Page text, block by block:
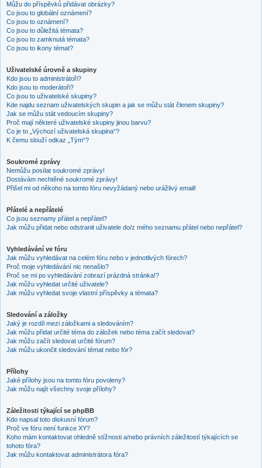
Můžu do příspěvků přidávat obrázky?
Co jsou to globální oznámení?
Co jsou to oznámení?
Co jsou to důležitá témata?
Co jsou to zamknutá témata?
Co jsou to ikony témat?
Uživatelské úrovně a skupiny
Kdo jsou to administrátoři?
Kdo jsou to moderátoři?
Co jsou to uživatelské skupiny?
Kde najdu seznam uživatelských skupin a jak se můžu stát členem skupiny?
Jak se můžu stát vedoucím skupiny?
Proč mají některé uživatelské skupiny jinou barvu?
Co je to „Výchozí uživatelská skupina“?
K čemu slouží odkaz „Tým“?
Soukromé zprávy
Nemůžu posílat soukromé zprávy!
Dostávám nechtěné soukromé zprávy!
Přišel mi od někoho na tomto fóru nevyžádaný nebo urážlivý email!
Přátelé a nepřátelé
Co jsou seznamy přátel a nepřátel?
Jak můžu přidat nebo odstranit uživatele do/z mého seznamu přátel nebo nepřátel?
Vyhledávání ve fóru
Jak můžu vyhledávat na celém fóru nebo v jednotlivých fórech?
Proč moje vyhledávání nic nenašlo?
Proč se mi po vyhledávání zobrazí prázdná stránka!?
Jak můžu vyhledat určité uživatele?
Jak můžu vyhledat svoje vlastní příspěvky a témata?
Sledování a záložky
Jaký je rozdíl mezi záložkami a sledováním?
Jak můžu přidat určité téma do záložek nebo téma začít sledovat?
Jak můžu začít sledovat určité fórum?
Jak můžu ukončit sledování témat nebo fór?
Přílohy
Jaké přílohy jsou na tomto fóru povoleny?
Jak můžu najít všechny svoje přílohy?
Záležitosti týkající se phpBB
Kdo napsal toto diskusní fórum?
Proč ve fóru není funkce XY?
Koho mám kontaktovat ohledně stížnosti a/nebo právních záležitostí týkajících se
tohoto fóra?
Jak můžu kontaktovat administrátora fóra?